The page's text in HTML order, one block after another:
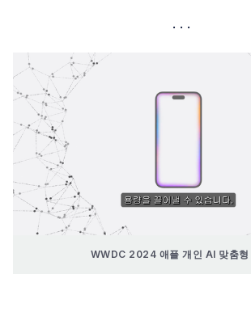
WWDC 2024 애플 개인 AI 맞춤형